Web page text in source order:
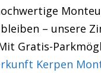
– unsere
Gratis-
Kerpen